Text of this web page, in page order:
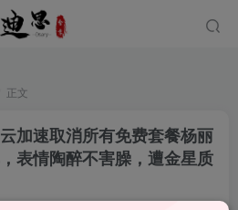
正文
加速取消所有免费套餐杨丽
表情陶醉不害臊，遭金星质